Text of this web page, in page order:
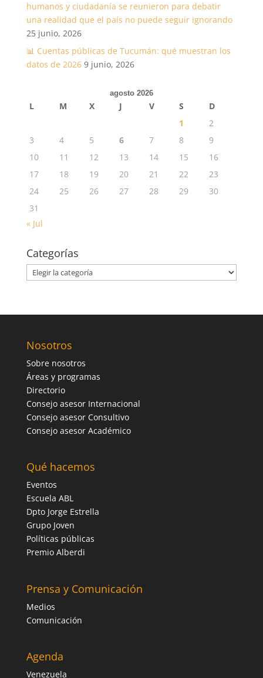
humanos y ciudadanía se reunieron para debatir
una realidad que el país no puede seguir ignorando
25 junio, 2026
📊 Cuentas públicas de Tucumán: qué muestran los
datos de 2026 9 junio, 2026
agosto 2026
L M X J V S
D
1
2
3
4 5 6 7 8
9
10
11 12 13 14 15
16
17
18 19 20 21 22
23
24
25 26 27 28 29
30
31
« Jul
Categorías
Categorías
Nosotros
Sobre nosotros
Áreas y programas
Directorio
Consejo asesor Internacional
Consejo asesor Consultivo
Consejo asesor Académico
Qué hacemos
Eventos
Escuela ABL
Dpto Jorge Estrella
Grupo Joven
Políticas públicas
Premio Alberdi
Prensa y Comunicación
Medios
Comunicación
Agenda
Venezuela